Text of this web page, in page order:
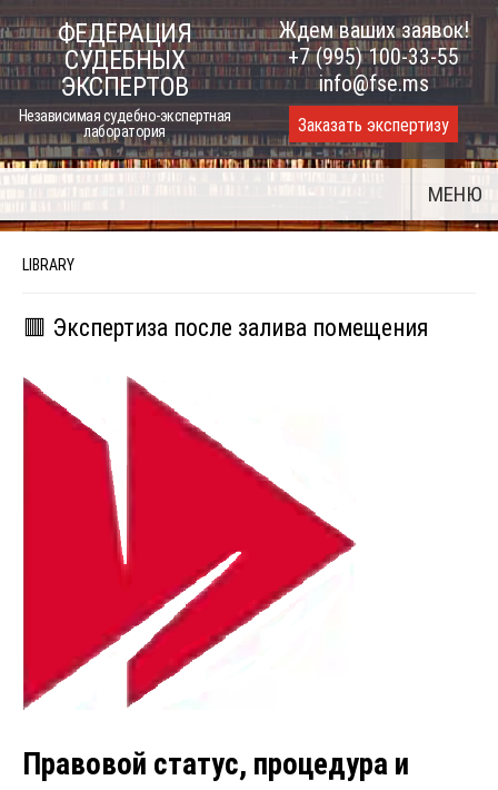
Skip
to
content
ФЕДЕРАЦИЯ
СУДЕБНЫХ
ЭКСПЕРТОВ
Независимая судебно-экспертная
лаборатория
Ждем ваших заявок!
+7 (995) 100-33-55
info@fse.ms
Заказать экспертизу
МЕНЮ
LIBRARY
🟥 Экспертиза после залива помещения
Правовой статус, процедура и